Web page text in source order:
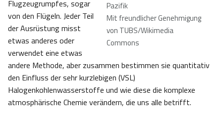
Pazifik
Mit freundlicher Genehmigung
von TUBS/Wikimedia
Commons
Flugzeugrumpfes, sogar
von den Flügeln. Jeder Teil
der Ausrüstung misst
etwas anderes oder
verwendet eine etwas
andere Methode, aber zusammen bestimmen sie quantitativ
den Einfluss der sehr kurzlebigen (VSL)
Halogenkohlenwasserstoffe und wie diese die komplexe
atmosphärische Chemie verändern, die uns alle betrifft.